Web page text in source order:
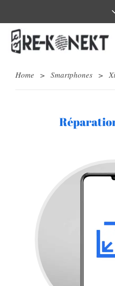
Home > Smartphones >